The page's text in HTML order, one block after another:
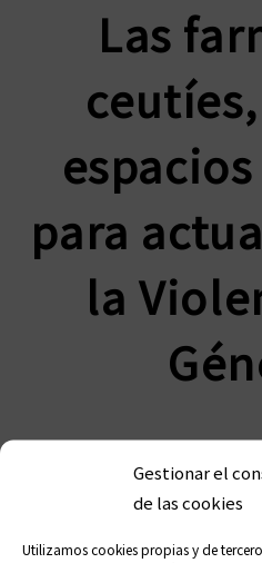
Gestionar el
de las cookies
Utilizamos cookies propias y de
Las
para
la
El documento
actuación
efectos de detección